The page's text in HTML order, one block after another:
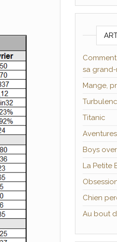
sa
Mange,
Titanic
Boys
La Petite
Chien
Au bout